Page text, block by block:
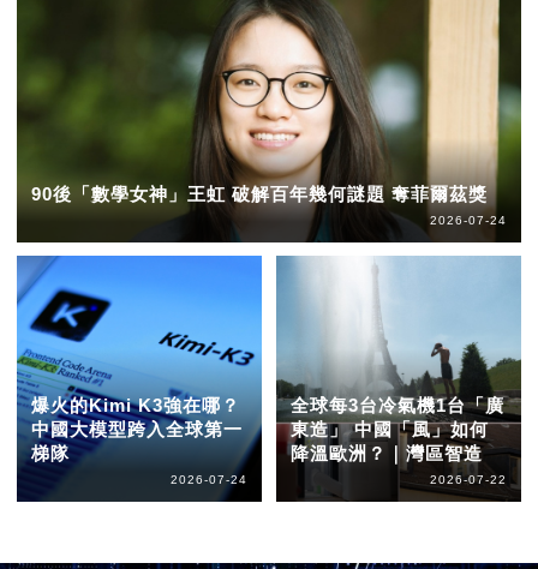
90後「數學女神」王虹 破解百年幾何謎題 奪菲爾茲獎
2026-07-24
爆火的Kimi K3強在哪？
中國大模型跨入全球第一
梯隊
2026-07-24
全球每3台冷氣機1台「廣
東造」 中國「風」如何
降溫歐洲？｜灣區智造
2026-07-22